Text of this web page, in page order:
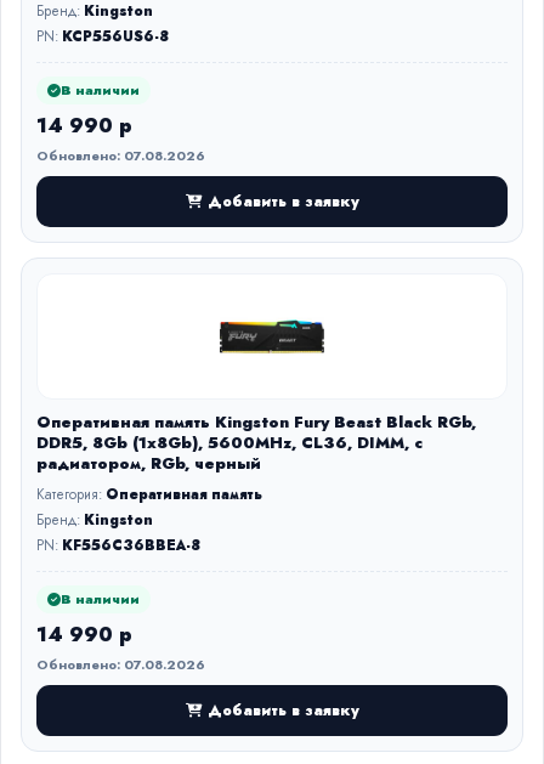
Бренд: Kingston
PN: KCP556US6-8
В наличии
14 990 р
Обновлено: 07.08.2026
Добавить в заявку
Оперативная память Kingston Fury Beast Black RGb,
DDR5, 8Gb (1x8Gb), 5600MHz, CL36, DIMM, с
радиатором, RGb, черный
Категория: Оперативная память
Бренд: Kingston
PN: KF556C36BBEA-8
В наличии
14 990 р
Обновлено: 07.08.2026
Добавить в заявку